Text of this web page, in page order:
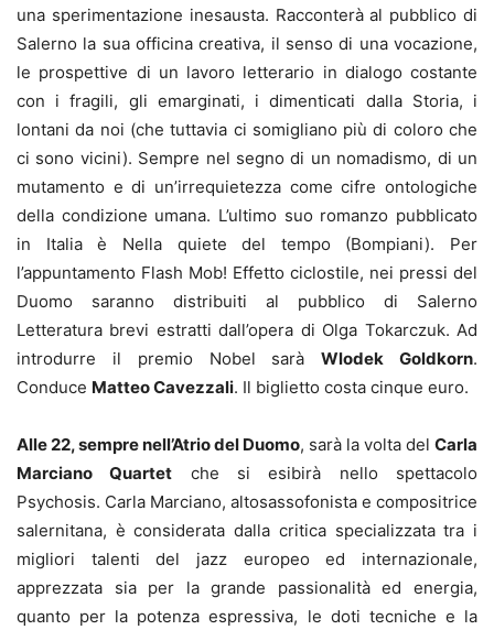
una sperimentazione inesausta. Racconterà al pubblico di
Salerno la sua officina creativa, il senso di una vocazione,
le prospettive di un lavoro letterario in dialogo costante
con i fragili, gli emarginati, i dimenticati dalla Storia, i
lontani da noi (che tuttavia ci somigliano più di coloro che
ci sono vicini). Sempre nel segno di un nomadismo, di un
mutamento e di un’irrequietezza come cifre ontologiche
della condizione umana. L’ultimo suo romanzo pubblicato
in Italia è Nella quiete del tempo (Bompiani). Per
l’appuntamento Flash Mob! Effetto ciclostile, nei pressi del
Duomo saranno distribuiti al pubblico di Salerno
Letteratura brevi estratti dall’opera di Olga Tokarczuk. Ad
introdurre il premio Nobel saràWlodek Goldkorn.
Conduce Matteo Cavezzali. Il biglietto costa cinque euro.
Alle 22, sempre nell’Atrio del Duomo, sarà la volta del Carla
Marciano Quartet che si esibirà nello spettacolo
Psychosis. Carla Marciano, altosassofonista e compositrice
salernitana, è considerata dalla critica specializzata tra i
migliori talenti del jazz europeo ed internazionale,
apprezzata sia per la grande passionalità ed energia,
quanto per la potenza espressiva, le doti tecniche e la